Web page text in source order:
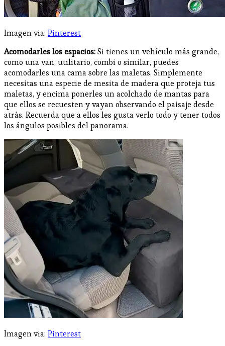
Imagen via: Pinterest
Acomodarles los espacios:Si tienes un vehículo más grande,
como una van, utilitario, combi o similar, puedes
acomodarles una cama sobre las maletas. Simplemente
necesitas una especie de mesita de madera que proteja tus
maletas, y encima ponerles un acolchado de mantas para
que ellos se recuesten y vayan observando el paisaje desde
atrás. Recuerda que a ellos les gusta verlo todo y tener todos
los ángulos posibles del panorama.
Imagen via: Pinterest